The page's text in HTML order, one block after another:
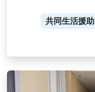
共同生活援助